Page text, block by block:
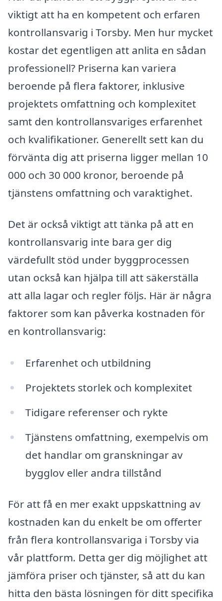
viktigt att ha en kompetent och erfaren
kontrollansvarig i Torsby. Men hur mycket
kostar det egentligen att anlita en sådan
professionell? Priserna kan variera
beroende på flera faktorer, inklusive
projektets omfattning och komplexitet
samt den kontrollansvariges erfarenhet
och kvalifikationer. Generellt sett kan du
förvänta dig att priserna ligger mellan 10
000 och 30 000 kronor, beroende på
tjänstens omfattning och varaktighet.
Det är också viktigt att tänka på att en
kontrollansvarig inte bara ger dig
värdefullt stöd under byggprocessen
utan också kan hjälpa till att säkerställa
att alla lagar och regler följs. Här är några
faktorer som kan påverka kostnaden för
en kontrollansvarig:
Erfarenhet och utbildning
Projektets storlek och komplexitet
Tidigare referenser och rykte
Tjänstens omfattning, exempelvis om
det handlar om granskningar av
bygglov eller andra tillstånd
För att få en mer exakt uppskattning av
kostnaden kan du enkelt be om offerter
från flera kontrollansvariga i Torsby via
vår plattform. Detta ger dig möjlighet att
jämföra priser och tjänster, så att du kan
hitta den bästa lösningen för ditt specifika